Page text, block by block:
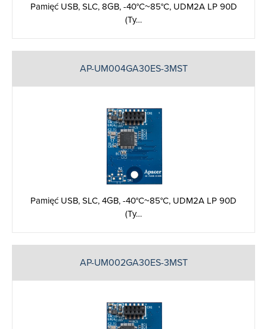
Pamięć USB, SLC, 8GB, -40°C~85°C, UDM2A LP 90D
(Ty…
AP-UM004GA30ES-3MST
Pamięć USB, SLC, 4GB, -40°C~85°C, UDM2A LP 90D
(Ty…
AP-UM002GA30ES-3MST